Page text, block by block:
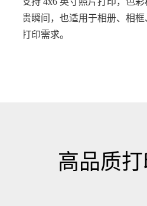
定，适合照相馆、零售门店
片服务的场景。
高品质